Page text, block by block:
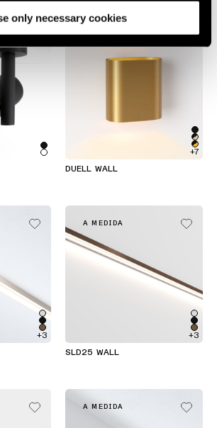
only necessary cookies
+7
DUELL WALL
+3
A MEDIDA
+3
SLD25 WALL
A MEDIDA